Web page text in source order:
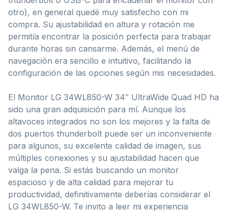
otro), en general quedé muy satisfecho con mi
compra. Su ajustabilidad en altura y rotación me
permitía encontrar la posición perfecta para trabajar
durante horas sin cansarme. Además, el menú de
navegación era sencillo e intuitivo, facilitando la
configuración de las opciones según mis necesidades.
El Monitor LG 34WL850-W 34″ UltraWide Quad HD ha
sido una gran adquisición para mí. Aunque los
altavoces integrados no son los mejores y la falta de
dos puertos thunderbolt puede ser un inconveniente
para algunos, su excelente calidad de imagen, sus
múltiples conexiones y su ajustabilidad hacen que
valga la pena. Si estás buscando un monitor
espacioso y de alta calidad para mejorar tu
productividad, definitivamente deberías considerar el
LG 34WL850-W. Te invito a leer mi experiencia